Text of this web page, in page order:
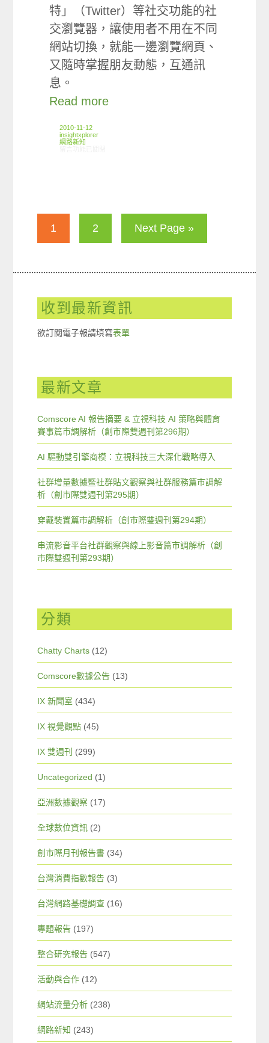
特」（Twitter）等社交功能的社
交瀏覽器，讓使用者不用在不同
網站切換，就能一邊瀏覽網頁、
又隨時掌握朋友動態，互通訊
息。
Read more
2010-11-12
insightxplorer
網路新知
1 2 Next Page »
收到最新資訊
欲訂閱電子報請填寫表單
最新文章
Comscore AI 報告摘要 & 立視科技 AI 策略與體育
賽事篇市調解析（創市際雙週刊第296期）
AI 驅動雙引擎商模：立視科技三大深化戰略導入
社群增量數據暨社群貼文觀察與社群服務篇市調解
析（創市際雙週刊第295期）
穿戴裝置篇市調解析（創市際雙週刊第294期）
串流影音平台社群觀察與線上影音篇市調解析（創
市際雙週刊第293期）
分類
Chatty Charts (12)
Comscore數據公告 (13)
IX 新聞室 (434)
IX 視覺觀點 (45)
IX 雙週刊 (299)
Uncategorized (1)
亞洲數據觀察 (17)
全球數位資訊 (2)
創市際月刊報告書 (34)
台灣消費指數報告 (3)
台灣網路基礎調查 (16)
專題報告 (197)
整合研究報告 (547)
活動與合作 (12)
網站流量分析 (238)
網路新知 (243)